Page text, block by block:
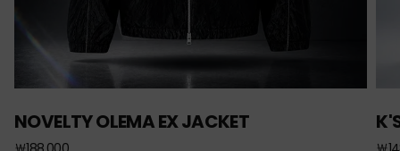
NOVELTY OLEMA EX JACKET